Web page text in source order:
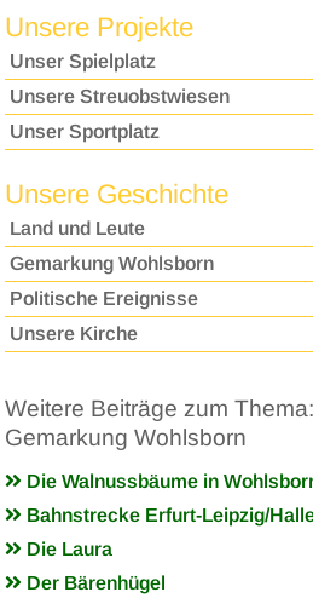
Unsere Projekte
Unser Spielplatz
Unsere Streuobstwiesen
Unser Sportplatz
Unsere Geschichte
Land und Leute
Gemarkung Wohlsborn
Politische Ereignisse
Unsere Kirche
Weitere Beiträge zum Thema:
Gemarkung Wohlsborn
Die Walnussbäume in
Bahnstrecke Erfurt-Leipzig/
Die Laura
Der Bärenhügel